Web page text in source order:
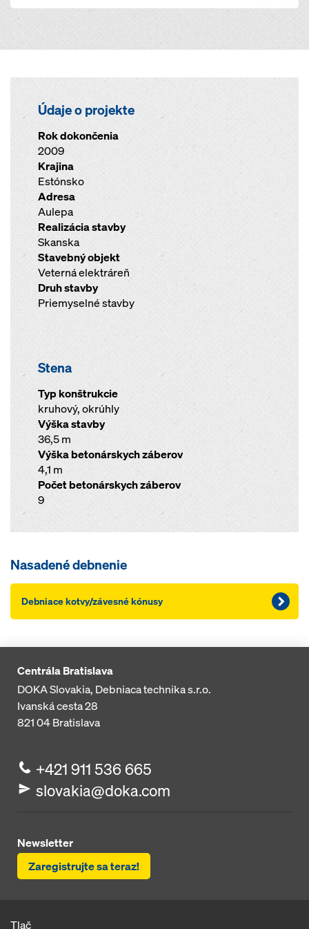
Údaje o projekte
Rok dokončenia
2009
Krajina
Estónsko
Adresa
Aulepa
Realizácia stavby
Skanska
Stavebný objekt
Veterná elektráreň
Druh stavby
Priemyselné stavby
Stena
Typ konštrukcie
kruhový, okrúhly
Výška stavby
36,5 m
Výška betonárskych záberov
4,1 m
Počet betonárskych záberov
9
Nasadené debnenie
Debniace kotvy/závesné kónusy
Centrála Bratislava
DOKA Slovakia, Debniaca technika s.r.o.
Ivanská cesta 28
821 04Bratislava
+421 911 536 665
slovakia@doka.com
Newsletter
Zaregistrujte sa teraz!
Tlač